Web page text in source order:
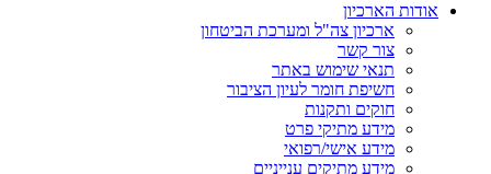
אודות הארכיון
ארכיון צה"ל ומערכת הביטחון
צור קשר
תנאי שימוש באתר
חשיפת חומר לעיון הציבור
חוקים ותקנות
מידע מתיקי פרט
מידע אישי/רפואי
מידע מתיקים ענייניים